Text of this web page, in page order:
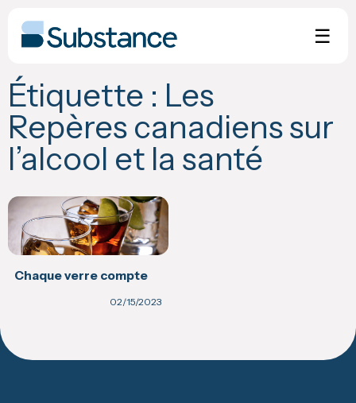
content
☰
Étiquette : Les
Repères canadiens sur
l’alcool et la santé
Chaque verre compte
02/15/2023